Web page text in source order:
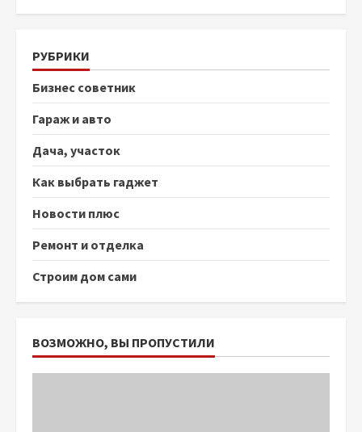
РУБРИКИ
Бизнес советник
Гараж и авто
Дача, участок
Как выбрать гаджет
Новости плюс
Ремонт и отделка
Строим дом сами
ВОЗМОЖНО, ВЫ ПРОПУСТИЛИ